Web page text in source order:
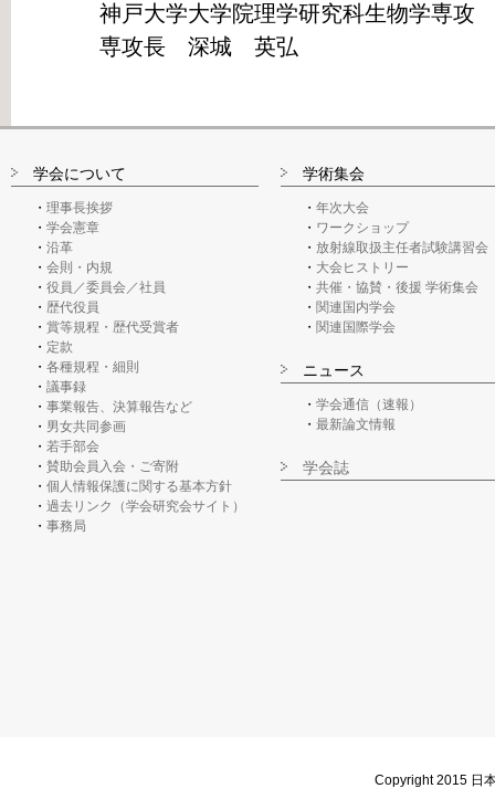
神戸大学大学院理学研究科生物学専攻
専攻長 深城 英弘
学会について
理事長挨拶
学会憲章
沿革
会則・内規
役員／委員会／社員
歴代役員
賞等規程・歴代受賞者
定款
各種規程・細則
議事録
事業報告、決算報告など
男女共同参画
若手部会
賛助会員入会・ご寄附
個人情報保護に関する基本方針
過去リンク（学会研究会サイト）
事務局
学術集会
年次大会
ワークショップ
放射線取扱主任者試験講習会
大会ヒストリー
共催・協賛・後援 学術集会
関連国内学会
関連国際学会
ニュース
学会通信（速報）
最新論文情報
学会誌
Copyright 2015 日